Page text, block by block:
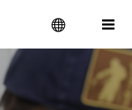
menu